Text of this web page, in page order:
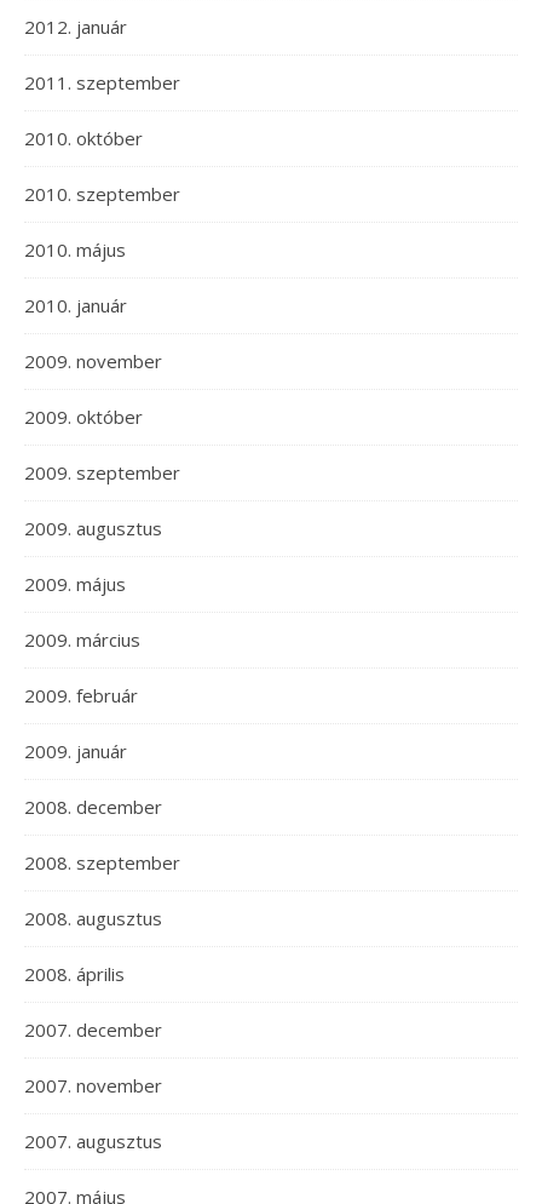
2012. január
2011. szeptember
2010. október
2010. szeptember
2010. május
2010. január
2009. november
2009. október
2009. szeptember
2009. augusztus
2009. május
2009. március
2009. február
2009. január
2008. december
2008. szeptember
2008. augusztus
2008. április
2007. december
2007. november
2007. augusztus
2007. május